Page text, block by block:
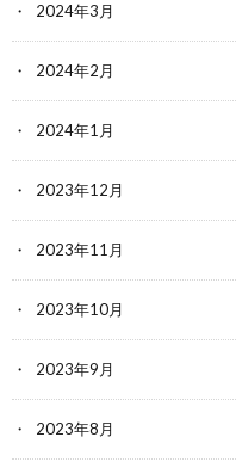
2024年3月
2024年2月
2024年1月
2023年12月
2023年11月
2023年10月
2023年9月
2023年8月